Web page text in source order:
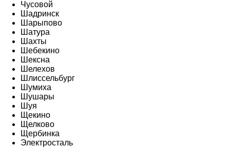
Чусовой
Шадринск
Шарыпово
Шатура
Шахты
Шебекино
Шексна
Шелехов
Шлиссельбург
Шумиха
Шушары
Шуя
Щекино
Щелково
Щербинка
Электросталь